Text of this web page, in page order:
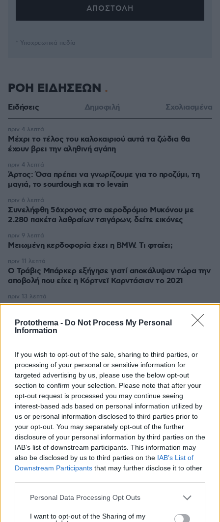
Protothema - Do Not Process My Personal
Information
If you wish to opt-out of the sale, sharing to third parties, or
processing of your personal or sensitive information for
targeted advertising by us, please use the below opt-out
section to confirm your selection. Please note that after your
opt-out request is processed you may continue seeing
interest-based ads based on personal information utilized by
us or personal information disclosed to third parties prior to
your opt-out. You may separately opt-out of the further
disclosure of your personal information by third parties on the
IAB’s list of downstream participants. This information may
also be disclosed by us to third parties on the IAB’s List of
Downstream Participants that may further disclose it to other
Please note that this website/app uses one or more Google
not limited to your visit or usage behaviour. You may click to
Personal Data Processing Opt Outs
I want to opt-out of the Sharing of my
* Υποχρεωτικά πεδία
ΡΟΗ ΕΙΔΗΣΕΩΝ
Ειδήσεις Δημοφιλή Σχολιασμένα
Μέχρι το τέλος του καλοκαιριού αυτά τα ζώδια θα
έχουν βρει την αληθινή αγάπη
πριν 4 λεπτά
Άρτος: Όσα πρέπει να γνωρίζουμε για το προζύμι, τη
μαγιά, το sourdough και το levain
πριν 4 λεπτά
Συνελήφθη 56χρονος στο αεροδρόμιο Μυκόνου με
2.280 πακέτα λαθραίων τσιγάρων, δείτε εικόνες
πριν 6 λεπτά
Μειωμένη κερδοφορία έχει η BMW. Τι φταίει;
πριν 9 λεπτά
O Τράβις Μπάρκερ εξήγησε γιατί αποκάλυψαν τώρα την
αποβολή που είχε η Κόρτνεϊ Καρντάσιαν το 2021
πριν 11 λεπτά
«Δεν θα με κυριεύσει ο φόβος»: Ο περιπτεράς της
επιθέσεις και τον εμπρησμό
πριν 13 λεπτά
Εντοπίστηκε φυτεία με περισσότερα από 2.000
δενδρύλλια κάνναβης σε δύσβατη δασική περιοχή στην
Φθιώτιδα, δείτε βίντεο
Θυρεοειδής: Τι να τρώτε και τι να αποφεύγετε – Τα
τρόφιμα και τα συμπληρώματα που χρειάζονται προσοχή
πριν 13 λεπτά
Ποιο είναι το αγαπημένο αυτοκίνητο του Κυριάκου
Μητσοτάκη
πριν 15 λεπτά
Συγκρίνουμε τα δύο πιο δημοφιλή ηλεκτρικά - Ποιο
πριν 15 λεπτά